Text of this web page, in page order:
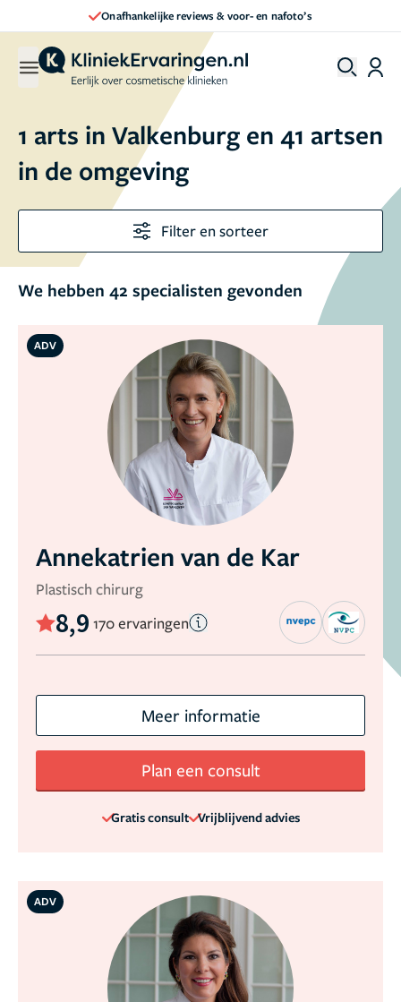
Direct een afspraak maken
1 arts in Valkenburg en 41 artsen
in de omgeving
Filter en sorteer
We hebben 42 specialisten gevonden
ADV
Annekatrien van de Kar
Plastisch chirurg
8,9 170 ervaringen
Meer informatie
Plan een consult
Gratis consult Vrijblijvend advies
ADV